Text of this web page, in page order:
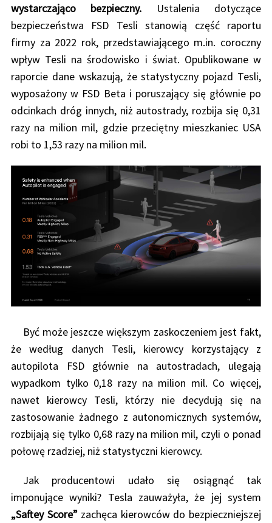
wystarczająco bezpieczny. Ustalenia dotyczące
bezpieczeństwa FSD Tesli stanowią część raportu
firmy za 2022 rok, przedstawiającego m.in. coroczny
wpływ Tesli na środowisko i świat. Opublikowane w
raporcie dane wskazują, że statystyczny pojazd Tesli,
wyposażony w FSD Beta i poruszający się głównie po
odcinkach dróg innych, niż autostrady, rozbija się 0,31
razy na milion mil, gdzie przeciętny mieszkaniec USA
robi to 1,53 razy na milion mil.
Być może jeszcze większym zaskoczeniem jest fakt,
że według danych Tesli, kierowcy korzystający z
autopilota FSD głównie na autostradach, ulegają
wypadkom tylko 0,18 razy na milion mil. Co więcej,
nawet kierowcy Tesli, którzy nie decydują się na
zastosowanie żadnego z autonomicznych systemów,
rozbijają się tylko 0,68 razy na milion mil, czyli o ponad
połowę rzadziej, niż statystyczni kierowcy.
Jak producentowi udało się osiągnąć tak
imponujące wyniki? Tesla zauważyła, że jej system
„Saftey Score”zachęca kierowców do bezpieczniejszej